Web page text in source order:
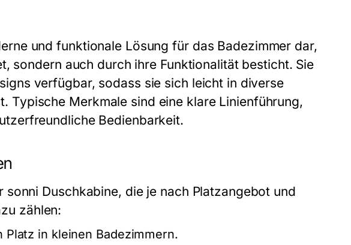
und funktionale Lösung für das Badezimmer dar,
sondern auch durch ihre Funktionalität besticht. Sie
verfügbar, sodass sie sich leicht in diverse
Typische Merkmale sind eine klare Linienführung,
Bedienbarkeit.
Duschkabine, die je nach Platzangebot und
zählen:
Platz in kleinen Badezimmern.